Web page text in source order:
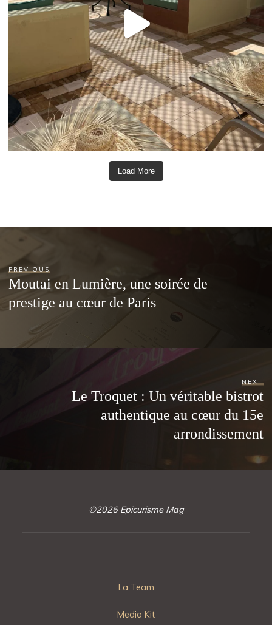
Load More
PREVIOUS
Moutai en Lumière, une soirée de
prestige au cœur de Paris
NEXT
Le Troquet : Un véritable bistrot
authentique au cœur du 15e
arrondissement
©2026 Epicurisme Mag
La Team
Media Kit